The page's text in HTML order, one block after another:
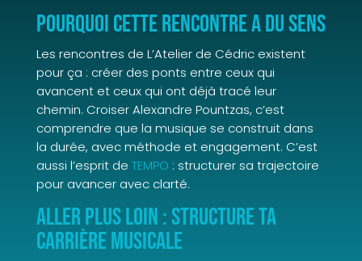
Pourquoi cette rencontre a du sens
Les rencontres de L’Atelier de Cédric existent
pour ça : créer des ponts entre ceux qui
avancent et ceux qui ont déjà tracé leur
chemin. Croiser Alexandre Pountzas, c’est
comprendre que la musique se construit dans
la durée, avec méthode et engagement. C’est
aussi l’esprit de TEMPO : structurer sa trajectoire
pour avancer avec clarté.
Aller plus loin : structure ta
carrière musicale